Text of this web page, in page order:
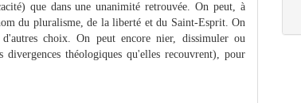
que dans une unanimité retrouvée. On peut, à
du pluralisme, de la liberté et du Saint-Esprit. On
choix. On peut encore nier, dissimuler ou
théologiques qu'elles recouvrent), pour